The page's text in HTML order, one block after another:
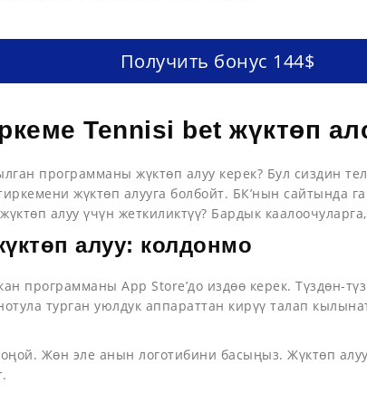
Получить бонус 144$
Tennisi bet жүктөп
программаны жүктөп алуу керек? Бул сиздин
жүктөп алууга болбойт. БК’нын сайтында
алуу үчүн жеткиликтүү? Бардык каалоочуларга,
алуу: колдонмо
программаны App Store’до издөө керек. Түздөн-
турган уюлдук аппараттан кирүү талап
Жөн эле анын логотибини басыңыз. Жүктөп